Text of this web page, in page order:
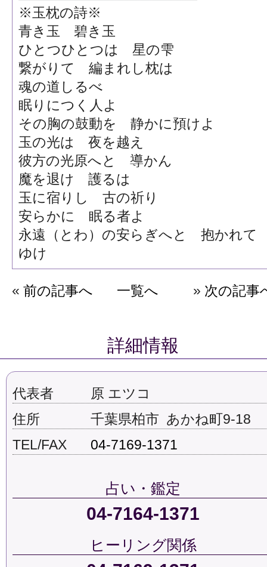
※玉枕の詩※
青き玉 碧き玉
ひとつひとつは 星の雫
繋がりて 編まれし枕は
魂の道しるべ
眠りにつく人よ
その胸の鼓動を 静かに預けよ
玉の光は 夜を越え
彼方の光原へと 導かん
魔を退け 護るは
玉に宿りし 古の祈り
安らかに 眠る者よ
永遠（とわ）の安らぎへと 抱かれて
ゆけ
« 前の記事へ 一覧へ » 次の記事
詳細情報
代表者
原 エツコ
住所
千葉県柏市 あかね町9-18
TEL/FAX
04-7169-1371
占い・鑑定
04-7164-1371
ヒーリング関係